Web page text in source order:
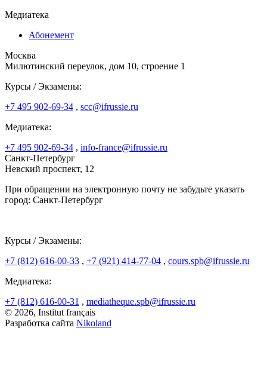
Медиатека
Абонемент
Москва
Милютинский переулок, дом 10, строение 1
Курсы / Экзамены:
+7 495 902-69-34 , scc@ifrussie.ru
Медиатека:
+7 495 902-69-34 , info-france@ifrussie.ru
Санкт-Петербург
Невский проспект, 12
При обращении на электронную почту не забудьте указать
город: Санкт-Петербург
Курсы / Экзамены:
+7 (812) 616-00-33 , +7 (921) 414-77-04 , cours.spb@ifrussie.ru
Медиатека:
+7 (812) 616-00-31 , mediatheque.spb@ifrussie.ru
© 2026, Institut français
Разработка сайта Nikoland